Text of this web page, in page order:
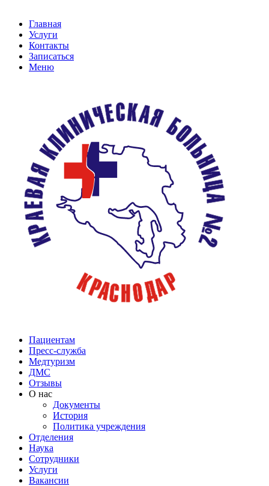
Главная
Услуги
Контакты
Записаться
Меню
Пациентам
Пресс-служба
Медтуризм
ДМС
Отзывы
О нас
Документы
История
Политика учреждения
Отделения
Наука
Сотрудники
Услуги
Вакансии